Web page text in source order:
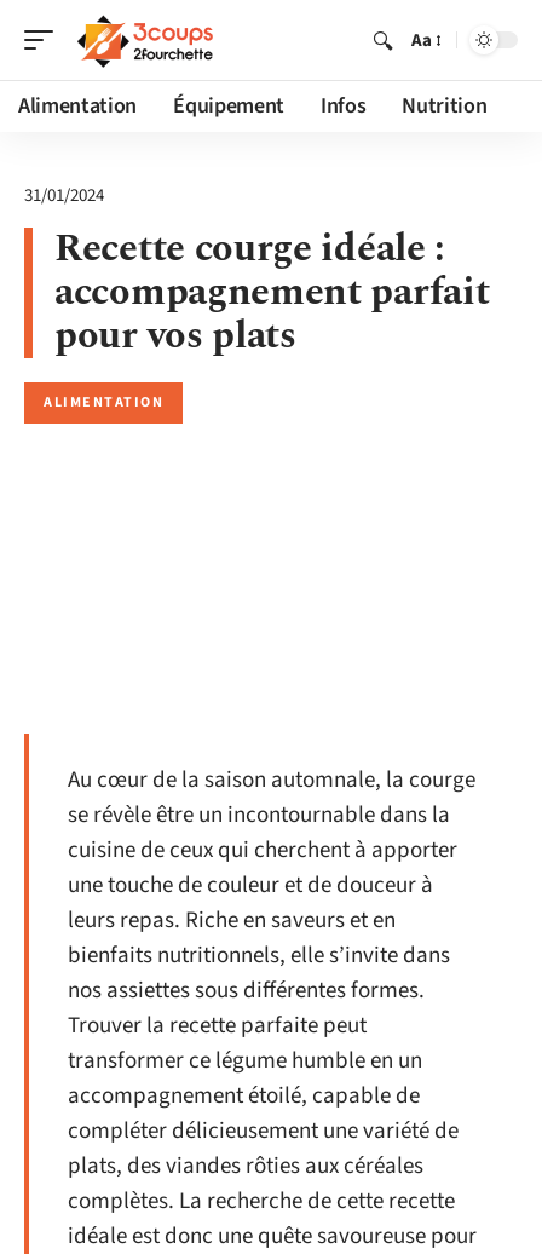
Aa
Alimentation Équipement Infos Nutrition
31/01/2024
Recette courge idéale :
accompagnement parfait
pour vos plats
ALIMENTATION
Au cœur de la saison automnale, la courge
se révèle être un incontournable dans la
cuisine de ceux qui cherchent à apporter
une touche de couleur et de douceur à
leurs repas. Riche en saveurs et en
bienfaits nutritionnels, elle s’invite dans
nos assiettes sous différentes formes.
Trouver la recette parfaite peut
transformer ce légume humble en un
accompagnement étoilé, capable de
compléter délicieusement une variété de
plats, des viandes rôties aux céréales
complètes. La recherche de cette recette
idéale est donc une quête savoureuse pour